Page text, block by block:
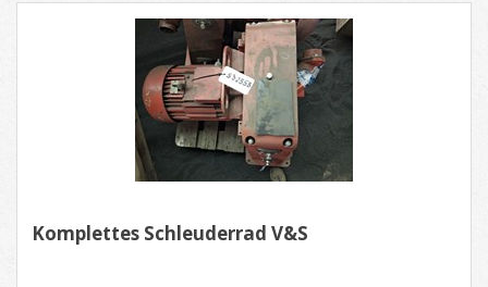
Komplettes Schleuderrad V&S